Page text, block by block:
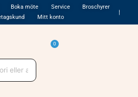
Boka möte Service
Broschyrer
Mitt konto
0
Varukorg